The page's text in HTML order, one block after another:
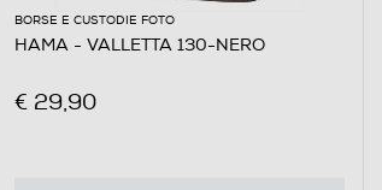
BORSE E CUSTODIE FOTO
HAMA - VALLETTA 130-NERO
€ 29,90